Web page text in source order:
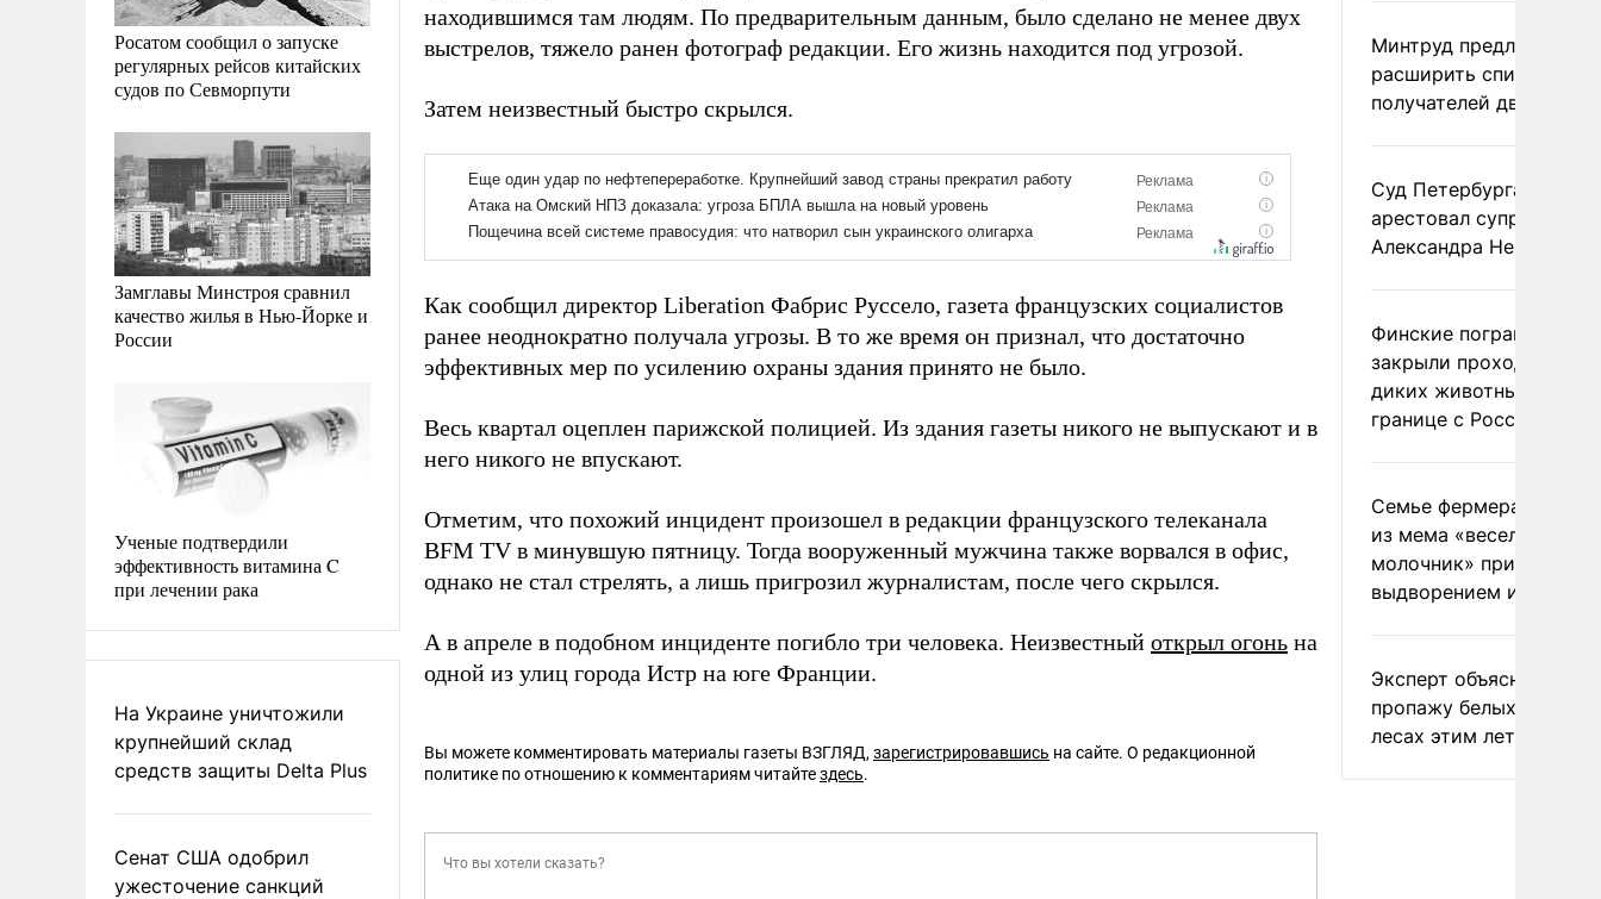
Росатом сообщил о запуске
регулярных рейсов китайских
судов по Севморпути
Замглавы Минстроя сравнил
качество жилья в Нью-Йорке и
России
Ученые подтвердили
эффективность витамина C
при лечении рака
На Украине уничтожили
крупнейший склад
средств защиты Delta Plus
Сенат США одобрил
ужесточение санкций
находившимся там людям. По предварительным данным, было сделано не менее двух
выстрелов, тяжело ранен фотограф редакции. Его жизнь находится под угрозой.
Затем неизвестный быстро скрылся.
Как сообщил директор Liberation Фабрис Руссело, газета французских социалистов
ранее неоднократно получала угрозы. В то же время он признал, что достаточно
эффективных мер по усилению охраны здания принято не было.
Весь квартал оцеплен парижской полицией. Из здания газеты никого не выпускают и в
него никого не впускают.
Отметим, что похожий инцидент произошел в редакции французского телеканала
BFM TV в минувшую пятницу. Тогда вооруженный мужчина также ворвался в офис,
однако не стал стрелять, а лишь пригрозил журналистам, после чего скрылся.
А в апреле в подобном инциденте погибло три человека. Неизвестный открыл огонь на
одной из улиц города Истр на юге Франции.
Вы можете комментировать материалы газеты ВЗГЛЯД, зарегистрировавшись на сайте. О редакционной
политике по отношению к комментариям читайтездесь.
Минтруд предложил
расширить список
получателей двух
Суд Петербурга заочно
арестовал супругу
Александра Невзорова
Финские пограничники
закрыли проходы для
диких животных на
границе с Россией
Семье фермера
из мема «веселый
молочник» пригрозили
выдворением из
Эксперт объяснил
пропажу белых грибов
лесах этим летом